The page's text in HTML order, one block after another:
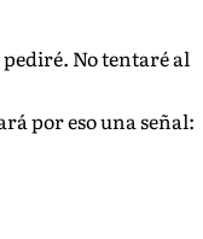
No tentaré al
por eso una señal: